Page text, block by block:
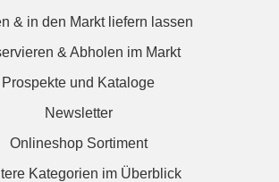
& in den Markt liefern lassen
& Abholen im Markt
Prospekte und Kataloge
Newsletter
Onlineshop Sortiment
Kategorien im Überblick